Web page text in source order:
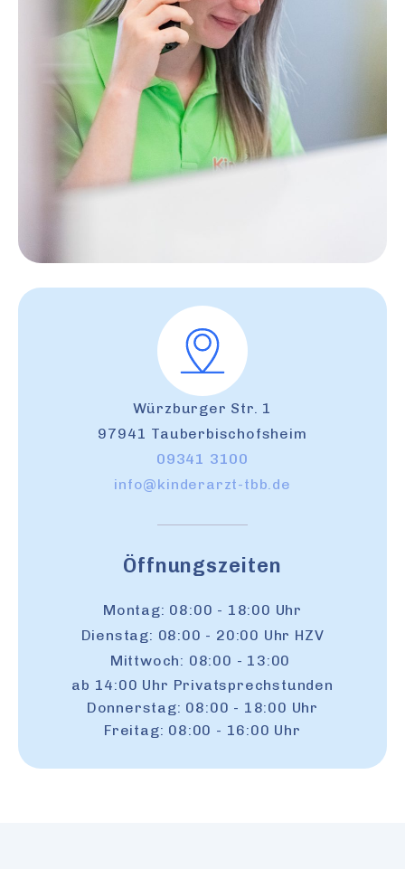
Würzburger Str. 1
97941 Tauberbischofsheim
09341 3100
info@kinderarzt-tbb.de
Öffnungszeiten
Montag: 08:00 - 18:00 Uhr
Dienstag: 08:00 - 20:00 Uhr HZV
Mittwoch: 08:00 - 13:00
ab 14:00 Uhr Privatsprechstunden
Donnerstag: 08:00 - 18:00 Uhr
Freitag: 08:00 - 16:00 Uhr